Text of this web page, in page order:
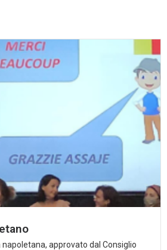
napoletana, approvato dal Consiglio